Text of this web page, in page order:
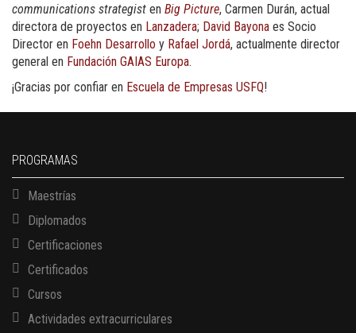
communications strategist en Big Picture, Carmen Durán, actual
directora de proyectos en Lanzadera; David Bayona es Socio
Director en Foehn Desarrollo y Rafael Jordá, actualmente director
general en Fundación GAIAS Europa.
¡Gracias por confiar en Escuela de Empresas USFQ!
PROGRAMAS
Maestrías
Diplomados
Certificaciones
Certificados
Cursos
Actividades extracurriculares